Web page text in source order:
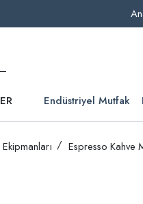
Endüstriyel Mutfak
Espresso Kahve